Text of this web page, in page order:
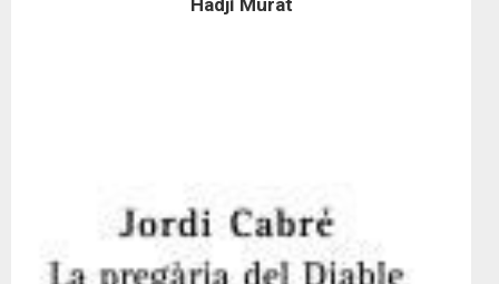
Hadjí Murat